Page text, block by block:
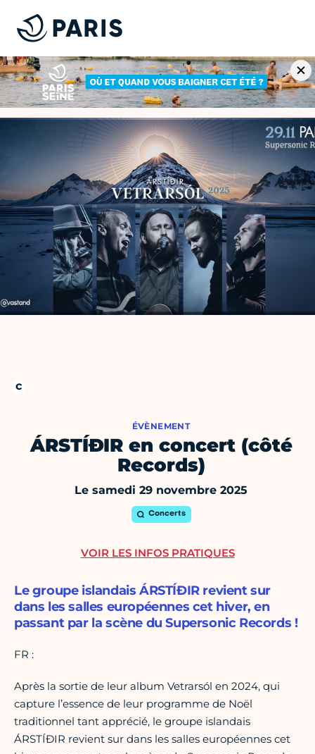
ÉVÈNEMENT
ÁRSTÍÐIR en concert (côté
Records)
Le samedi 29 novembre 2025
Concerts
Le groupe islandais ÁRSTÍÐIR revient sur
dans les salles européennes cet hiver, en
passant par la scène du Supersonic Records !
FR :
Après la sortie de leur album Vetrarsól en 2024, qui
capture l’essence de leur programme de Noël
traditionnel tant apprécié, le groupe islandais
ÁRSTÍÐIR revient sur dans les salles européennes cet
VOIR LES INFOS PRATIQUES